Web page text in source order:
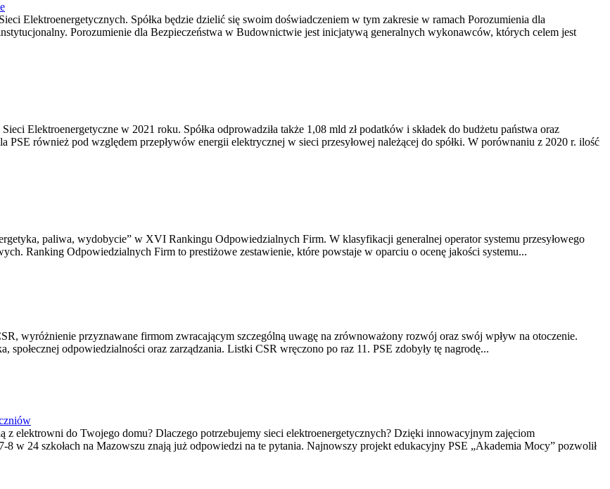
Elektroenergetycznych. Spółka będzie dzielić się swoim doświadczeniem w tym zakresie w ramach Porozumienia dla
Porozumienie dla Bezpieczeństwa w Budownictwie jest inicjatywą generalnych wykonawców, których celem jest
Elektroenergetyczne w 2021 roku. Spółka odprowadziła także 1,08 mld zł podatków i składek do budżetu państwa oraz
PSE również pod względem przepływów energii elektrycznej w sieci przesyłowej należącej do spółki. W porównaniu z 2020 r. ilość
paliwa, wydobycie” w XVI Rankingu Odpowiedzialnych Firm. W klasyfikacji generalnej operator systemu przesyłowego
Ranking Odpowiedzialnych Firm to prestiżowe zestawienie, które powstaje w oparciu o ocenę jakości systemu...
wyróżnienie przyznawane firmom zwracającym szczególną uwagę na zrównoważony rozwój oraz swój wpływ na otoczenie.
społecznej odpowiedzialności oraz zarządzania. Listki CSR wręczono po raz 11. PSE zdobyły tę nagrodę...
z elektrowni do Twojego domu? Dlaczego potrzebujemy sieci elektroenergetycznych? Dzięki innowacyjnym zajęciom
w 24 szkołach na Mazowszu znają już odpowiedzi na te pytania. Najnowszy projekt edukacyjny PSE „Akademia Mocy” pozwolił